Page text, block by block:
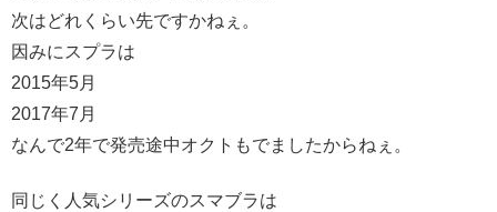
次はどれくらい先ですかねぇ。
因みにスプラは
2015年5月
2017年7月
なんで2年で発売途中オクトもでましたからねぇ。
同じく人気シリーズのスマブラは